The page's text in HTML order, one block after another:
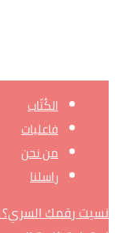
الكُتّاب
فاعليات
من نحن
راسلنا
نسيت رقمك